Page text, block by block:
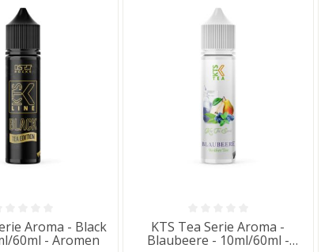
Aroma - Black
60ml - Aromen
KTS Tea Serie Aroma -
Blaubeere - 10ml/60ml -